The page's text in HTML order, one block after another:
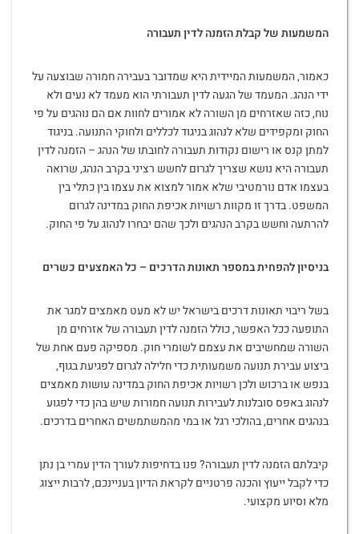
המשמעות של קבלת הזמנה לדין תעבורה
כאמור, המשמעות המיידית היא שמדובר בעבירה חמורה שבוצעה על
ידי הנהג. המעמד של הגעה לדין תעבורתי הוא מעמד לא נעים ולא
נוח, כזה שאזרחים מן השורה לא אמורים לחוות אם הם נוהגים על פי
החוק ומקפידים שלא לנהוג בניגוד לכללים ולחוקי התנועה. בניגוד
למתן קנס או רישום נקודות תעבורה לחובתו של הנהג – הזמנה לדין
תעבורה היא נושא שצריך לגרום לחשש רציני בקרב הנהג, שרואה
בעצמו אדם נורמטיבי שלא אמור למצוא את עצמו בין כתלי בין
המשפט. בדרך זו מקוות רשויות אכיפת החוק במדינה לגרום
להרתעה וחשש בקרב הנהגים ולכך שהם יבחרו לנהוג על פי החוק.
בניסיון להפחית במספר תאונות הדרכים – כל האמצעים כשרים
בשל ריבוי תאונות דרכים בישראל יש לא מעט מאמצים למגר את
התופעה ככל האפשר, כולל הזמנה לדין תעבורה של אזרחים מן
השורה שמחשיבים את עצמם לשומרי חוק. מספיקה פעם אחת של
ביצוע עבירת תנועה משמעותית כדי חלילה לגרום לפגיעת בגוף,
בנפש או ברכוש ולכן רשויות אכיפת החוק במדינה עושות מאמצים
לנהוג באפס סובלנות לעבירות תנועה חמורות שיש בהן כדי לפגוע
בנהגים אחרים, בהולכי רגל או במי מהמשתמשים האחרים בדרכים.
קיבלתם הזמנה לדין תעבורה? פנו בדחיפות לעורך הדין עמרי בן נתן
כדי לקבל ייעוץ והכנה פרטניים לקראת הדיון בעניינכם, לרבות ייצוג
מלא וסיוע מקצועי.